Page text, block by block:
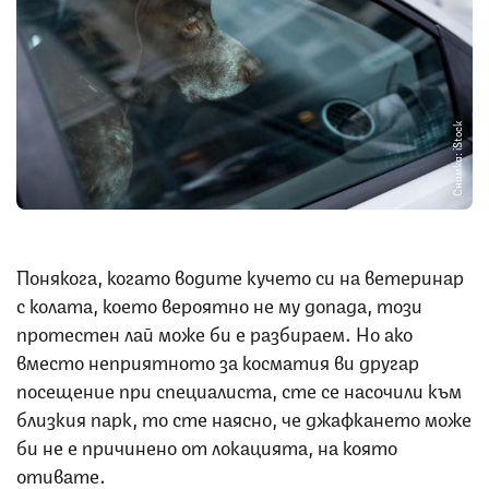
Снимка: iStock
Понякога, когато водите кучето си на ветеринар
с колата, което вероятно не му допада, този
протестен лай може би е разбираем. Но ако
вместо неприятното за косматия ви другар
посещение при специалиста, сте се насочили към
близкия парк, то сте наясно, че джафкането може
би не е причинено от локацията, на която
отивате.